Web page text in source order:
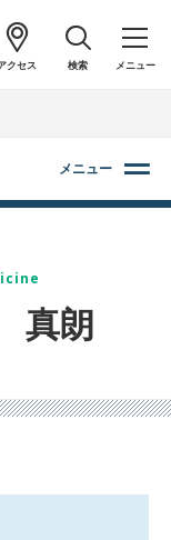
クセス 検索 メニュー
メニュー
真朗